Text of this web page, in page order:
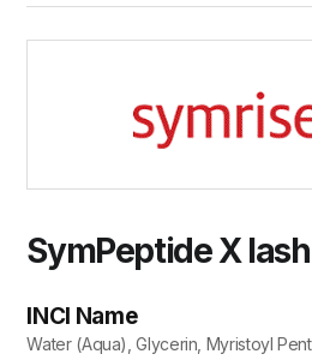
SymPeptide X lash
INCI Name
Water (Aqua), Glycerin, Myristoyl